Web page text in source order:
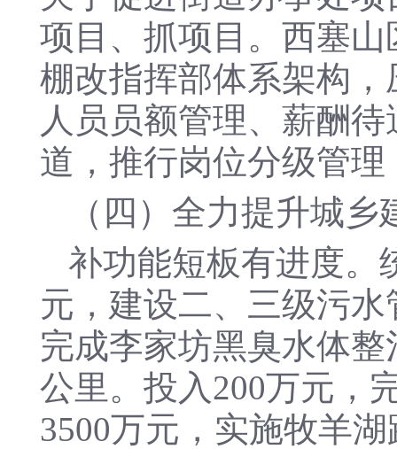
项目、抓项目。西塞
棚改指挥部体系架构
人员员额管理、薪酬
道，推行岗位分级管
（四）全力提升城乡
补功能短板有进度。
元，建设二、三级污
完成李家坊黑臭水体
公里。投入200万元，
3500万元，实施牧羊